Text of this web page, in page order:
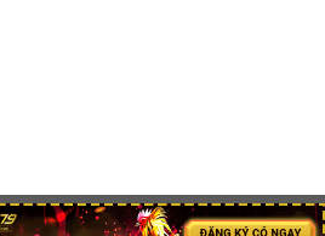
©dagathomoo.net